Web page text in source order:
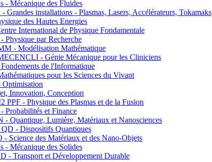
Mécanique des Fluides
installations - Plasmas, Lasers, Accélérateurs, Tokamaks
des Hautes Energies
International de Physique Fondamentale
par Recherche
- Modélisation Mathématique
- Génie Mécanique pour les Cliniciens
de l'Informatique
pour les Sciences du Vivant
Innovation, Conception
- Physique des Plasmas et de la Fusion
et Finance
Quantique, Lumière, Matériaux et Nanosciences
- Dispositifs Quantiques
Science des Matériaux et des Nano-Objets
Mécanique des Solides
- Transport et Développement Durable